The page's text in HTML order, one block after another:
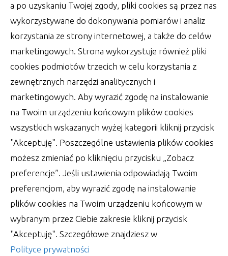
a po uzyskaniu Twojej zgody, pliki cookies są przez nas
wykorzystywane do dokonywania pomiarów i analiz
korzystania ze strony internetowej, a także do celów
marketingowych. Strona wykorzystuje również pliki
cookies podmiotów trzecich w celu korzystania z
zewnętrznych narzędzi analitycznych i
marketingowych. Aby wyrazić zgodę na instalowanie
na Twoim urządzeniu końcowym plików cookies
wszystkich wskazanych wyżej kategorii kliknij przycisk
"Akceptuję". Poszczególne ustawienia plików cookies
możesz zmieniać po kliknięciu przycisku „Zobacz
preferencje”. Jeśli ustawienia odpowiadają Twoim
preferencjom, aby wyrazić zgodę na instalowanie
plików cookies na Twoim urządzeniu końcowym w
wybranym przez Ciebie zakresie kliknij przycisk
"Akceptuję". Szczegółowe znajdziesz w
Polityce prywatności
Wsparcie księgowości – zadbaj o
jednolity plik kontrolny